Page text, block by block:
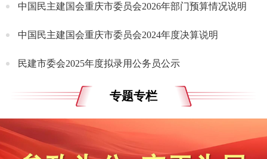
中国民主建国会重庆市委员会2026年部门预算情况说明
中国民主建国会重庆市委员会2024年度决算说明
民建市委会2025年度拟录用公务员公示
专题专栏